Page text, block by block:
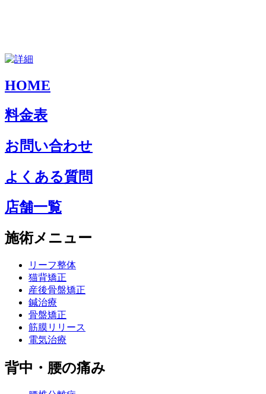
HOME
料金表
お問い合わせ
よくある質問
店舗一覧
施術メニュー
リーフ整体
猫背矯正
産後骨盤矯正
鍼治療
骨盤矯正
筋膜リリース
電気治療
背中・腰の痛み